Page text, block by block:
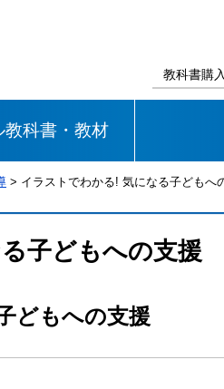
教科書購
中学校
国語 書写
道徳
教科書・教材
> イラストでわかる! 気になる子どもへ
子どもへの支援
どもへの支援